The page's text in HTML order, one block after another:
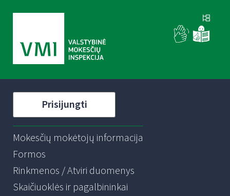
Prisijungti
Mokesčių mokėtojų informacija
Formos
Rinkmenos / Atviri duomenys
Skaičiuoklės ir pagalbininkai